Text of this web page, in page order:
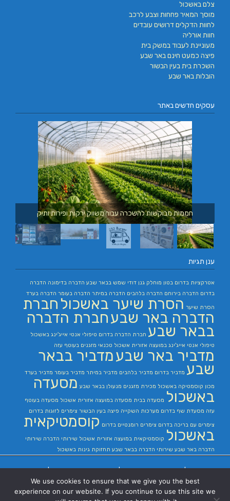
We use cookies to ensure that we give you the best
experience on our website. If you continue to use this site we
צלם באשכול
מוסך המאיר פחחות וצבע לרכב
לחוות הדקלים דרושים עובדים
חוות אורליה
מעוניינת לעבוד במשק בית
פיצה כמעט חינם באר שבע
השכרת בית בעין הבשור
הובלות באר שבע
עסקים חדשים באתר
חממות מבוקשות להשכרה עבור משווק ירקות ופירות ותיק
ענן תגיות
אטרקציות בדרום בטון מוחלק גנן דודי שמש בבאר שבע הדברה בדימונה הדברה
בדרום הדברה בירוחם הדברה בלהבים הדברה במיתר הדברה בעומר הדברה בערד
הסרת שיער הסרת שיער באשכול חברת
הדברה באר שבעחברת הדברה
בבאר שבע חברת הדברה בדרום טיפולי אנטי אייג'ינג באשכול
טיפולי אנטי אייג'ינג במועצה אזורית אשכול טכנאי מזגנים בעוטף עזה
מדביר באר שבעמדביר בבאר
שבע מדביר בדרום מדביר בלהבים מדביר במיתר מדביר בעומר מדביר בערד
מכון קוסמטיקה באשכול מכירת מזגנים מנעולן בבאר שבע מסעדה
באשכול מסעדה בבית מסעדה במועצה אזורית אשכול מסעדה בעוטף
עזה מסעדת שף בדרום מערכות השקייה פיצה בעין הבשור צימרים לזוגות בדרום
צימרים עם בריכה בדרום צימרים רומנטיים בדרום קוסמטיקאית
באשכול קוסמטיקאית במועצה אזורית אשכול שירותי הדברה שירותי
הדברה באר שבע שירותי הדברה בבאר שבע תחזוקת גינות באשכול
בבאר שבע|